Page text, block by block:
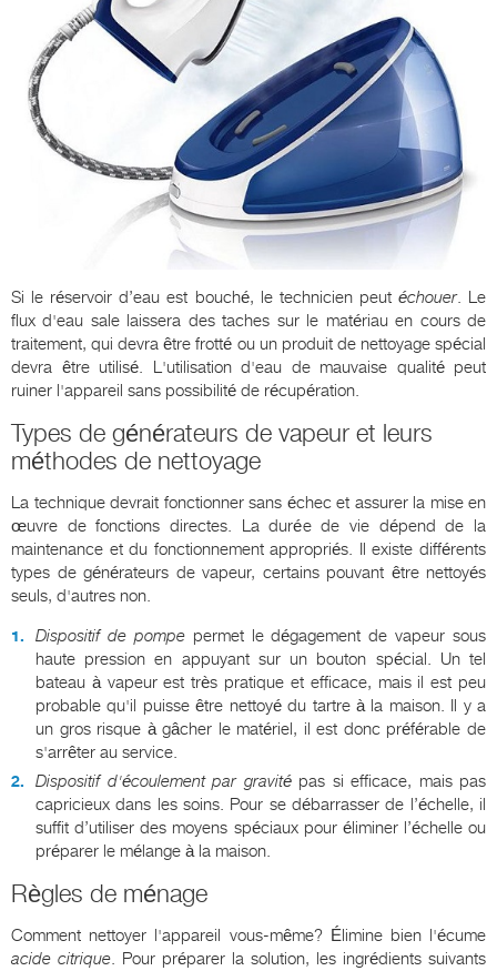
Si le réservoir d’eau est bouché, le technicien peut échouer. Le
flux d'eau sale laissera des taches sur le matériau en cours de
traitement, qui devra être frotté ou un produit de nettoyage spécial
devra être utilisé. L'utilisation d'eau de mauvaise qualité peut
ruiner l'appareil sans possibilité de récupération.
Types de générateurs de vapeur et leurs
méthodes de nettoyage
La technique devrait fonctionner sans échec et assurer la mise en
œuvre de fonctions directes. La durée de vie dépend de la
maintenance et du fonctionnement appropriés. Il existe différents
types de générateurs de vapeur, certains pouvant être nettoyés
seuls, d'autres non.
Dispositif de pompepermet le dégagement de vapeur sous
haute pression en appuyant sur un bouton spécial. Un tel
bateau à vapeur est très pratique et efficace, mais il est peu
probable qu'il puisse être nettoyé du tartre à la maison. Il y a
un gros risque à gâcher le matériel, il est donc préférable de
s'arrêter au service.
Dispositif d'écoulement par gravitépas si efficace, mais pas
capricieux dans les soins. Pour se débarrasser de l’échelle, il
suffit d’utiliser des moyens spéciaux pour éliminer l’échelle ou
préparer le mélange à la maison.
Règles de ménage
Comment nettoyer l'appareil vous-même? Élimine bien l'écume
acide citrique. Pour préparer la solution, les ingrédients suivants